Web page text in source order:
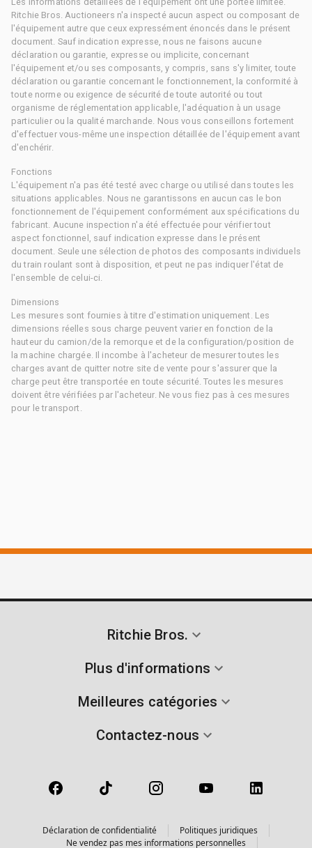
Ritchie Bros. Auctioneers n'a inspecté aucun aspect ou composant de
l'équipement autre que ceux expressément énoncés dans le présent
document. Sauf indication expresse, nous ne faisons aucune
déclaration ou garantie, expresse ou implicite, concernant
l'équipement et/ou ses composants, y compris, sans s'y limiter, toute
déclaration ou garantie concernant le fonctionnement, la conformité à
toute norme ou exigence de sécurité de toute autorité ou tout
organisme de réglementation applicable, l'adéquation à un usage
particulier ou la qualité marchande. Nous vous conseillons fortement
d'effectuer vous-même une inspection détaillée de l'équipement avant
d'enchérir.
Fonctions
L'équipement n'a pas été testé avec charge ou utilisé dans toutes les
situations applicables. Nous ne garantissons en aucun cas le bon
fonctionnement de l'équipement conformément aux spécifications du
fabricant. Aucune inspection n'a été effectuée pour vérifier tout
aspect fonctionnel, sauf indication expresse dans le présent
document. Seule une sélection de photos des composants individuels
du train roulant sont à disposition, et peut ne pas indiquer l'état de
l'ensemble de celui-ci.
Dimensions
Les mesures sont fournies à titre d'estimation uniquement. Les
dimensions réelles sous charge peuvent varier en fonction de la
hauteur du camion/de la remorque et de la configuration/position de
la machine chargée. Il incombe à l'acheteur de mesurer toutes les
charges avant de quitter notre site de vente pour s'assurer que la
charge peut être transportée en toute sécurité. Toutes les mesures
doivent être vérifiées par l'acheteur. Ne vous fiez pas à ces mesures
pour le transport.
Ritchie Bros.
Plus d'informations
Meilleures catégories
Contactez-nous
Déclaration de confidentialité
Politiques juridiques
Ne vendez pas mes informations personnelles